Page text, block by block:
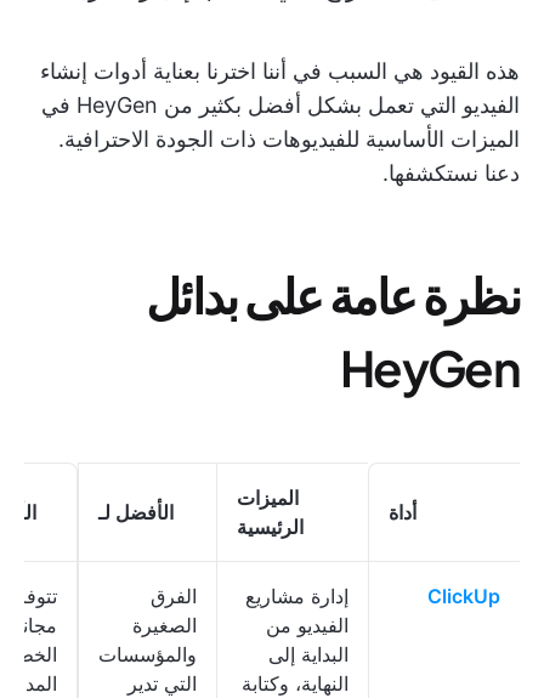
هذه القيود هي السبب في أننا اخترنا بعناية أدوات إنشاء
الفيديو التي تعمل بشكل أفضل بكثير من HeyGen في
الميزات الأساسية للفيديوهات ذات الجودة الاحترافية.
دعنا نستكشفها.
نظرة عامة على بدائل
HeyGen
أداة
الميزات
الرئيسية
الأفضل لـ
ClickUp
إدارة مشاريع
الفيديو من
البداية إلى
النهاية، وكتابة
الفرق
الصغيرة
والمؤسسات
التي تدير
تتوفر
الخطط